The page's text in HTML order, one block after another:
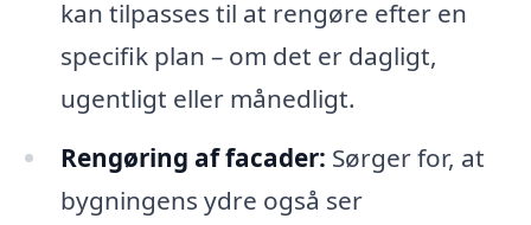
kan tilpasses til at rengøre efter en
specifik plan – om det er dagligt,
ugentligt eller månedligt.
Rengøring af facader: Sørger for, at
bygningens ydre også ser